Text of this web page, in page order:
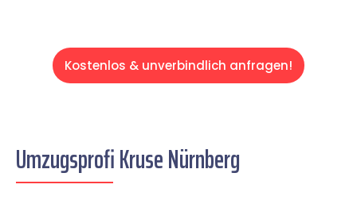
Kostenlos & unverbindlich anfragen!
Umzugsprofi Kruse Nürnberg